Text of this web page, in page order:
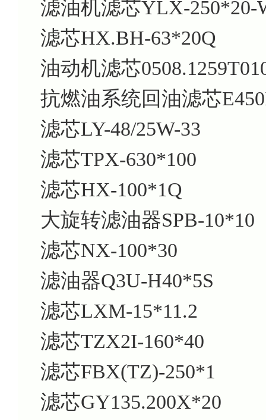
滤油机滤芯YLX-250*20-
滤芯HX.BH-63*20Q
油动机滤芯
抗燃油系统回油滤芯
滤芯LY-48/25W-33
滤芯TPX-630*100
滤芯HX-100*1Q
大旋转滤油器SPB-10*10
滤芯NX-100*30
滤油器Q3U-H40*5S
滤芯LXM-15*11.2
滤芯TZX2I-160*40
滤芯FBX(TZ)-250*1
滤芯GY135.200X*20